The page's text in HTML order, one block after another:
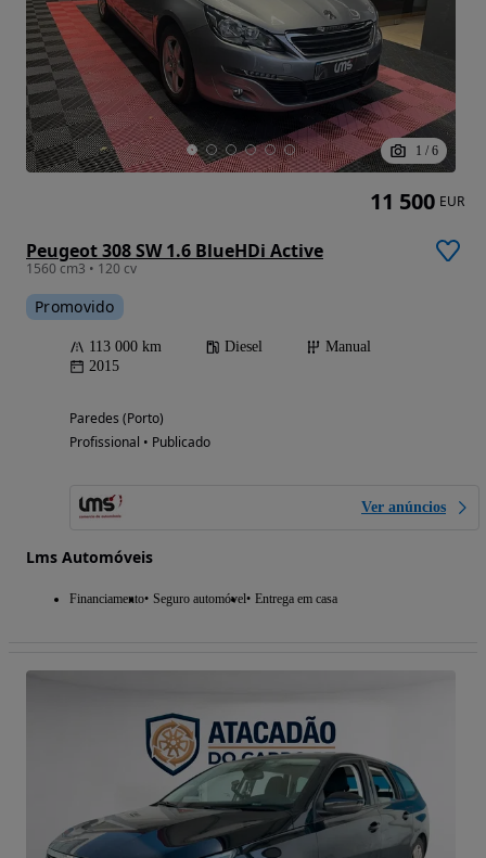
1 / 6
Peugeot 308 SW 1.6 BlueHDi Active
1560 cm3 • 120 cv
Promovido
113 000 km Diesel
Manual
2015
Paredes (Porto)
Profissional • Publicado
Ver anúncios
Lms Automóveis
Financiamento Seguro automóvel Entrega em casa
11 500 EUR